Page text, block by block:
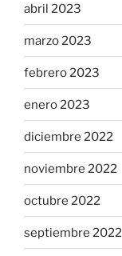
abril 2023
marzo 2023
febrero 2023
enero 2023
diciembre 2022
noviembre 2022
octubre 2022
septiembre 2022